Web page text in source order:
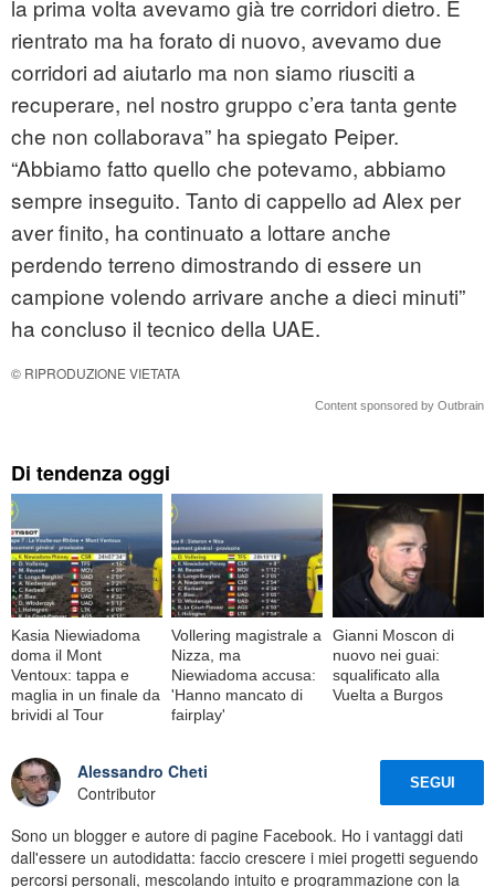
la prima volta avevamo già tre corridori dietro. È
rientrato ma ha forato di nuovo, avevamo due
corridori ad aiutarlo ma non siamo riusciti a
recuperare, nel nostro gruppo c’era tanta gente
che non collaborava” ha spiegato Peiper.
“Abbiamo fatto quello che potevamo, abbiamo
sempre inseguito. Tanto di cappello ad Alex per
aver finito, ha continuato a lottare anche
perdendo terreno dimostrando di essere un
campione volendo arrivare anche a dieci minuti”
ha concluso il tecnico della UAE.
© RIPRODUZIONE VIETATA
Content sponsored by Outbrain
Di tendenza oggi
Kasia Niewiadoma
doma il Mont
Ventoux: tappa e
maglia in un finale da
brividi al Tour
Vollering magistrale a
Nizza, ma
Niewiadoma accusa:
'Hanno mancato di
fairplay'
Gianni Moscon di
nuovo nei guai:
squalificato alla
Vuelta a Burgos
Alessandro Cheti
Contributor
SEGUI
Sono un blogger e autore di pagine Facebook. Ho i vantaggi dati
dall'essere un autodidatta: faccio crescere i miei progetti seguendo
percorsi personali, mescolando intuito e programmazione con la